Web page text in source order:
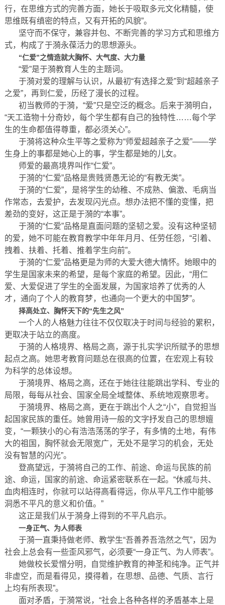
行，在思维方式的完善方面，她长于吸取多元文化精髓，使
思维既有缜密的特点，又有开拓的风貌”。
坚守而不保守，兼容并包、不断完善的学习方式和思维方
式，构成了于漪永葆活力的思想源头。
“仁爱”之情造就大胸怀、大气度、大力量
“爱”是于漪教育人生的主题词。
于漪对爱的理解与认识，从最初“有选择之爱”到“超越亲子
之爱”，再到仁爱，历经了漫长的过程。
初当教师的于漪，“爱”只是空泛的概念。后来于漪明白，
“天工造物十分奇妙，每个学生都有自己的独特性……每个学
生的生命都值得尊重，都必须关心”。
于漪将这种众生平等之爱称为“师爱超越亲子之爱”——学
生身上的事都是她心上的事，学生都是她的儿女。
师爱的最高境界叫作“仁爱”。
于漪的“仁爱”品格是贵贱贤愚无论的“有教无类”。
于漪的“仁爱”，是将学生的幼稚、不成熟、偏激、毛病当
作常态，去爱护，去发现闪光点。想办法把不懂的变懂，把
差劲的变好，这正是于漪的“本事”。
于漪的“仁爱”品格是直面问题的坚韧之爱。没有这种坚韧
的爱，她不可能在教育教学中年年月月、任劳任怨，“引着、
拽着、扶着、托着、推着学生向前”。
于漪的“仁爱”品格更是为师的大爱大德大情怀。她眼中的
学生是国家未来的希望，是每个家庭的希望。因此，“用仁
爱、大爱促进了学生的全面发展，为国家培养了优秀的人
才，通向了个人的教育梦，也通向一个更大的中国梦”。
择高处立、胸怀天下的“先生之风”
一个人的人格魅力往往不仅仅取决于时间与经验的累积，
更取决于站立的高度。
于漪的人格境界、格局之高，源于扎实学识所赋予的思想
起点之高。她思考教育问题总在很高的位置，在宏观上有较
为科学的总体设想。
于漪境界、格局之高，还在于她往往能跳出学科、专业的
局限，每每从社会、国家全局全域整体、系统地观察思考。
于漪境界、格局之高，更在于跳出个人之“小”，自觉担当
起国家民族的重任。她曾用诗一般的文字抒发自己的思想嬗
变，“一颗狭小的心有浩浩荡荡的学子，有多情的土地，有伟
大的祖国，胸怀就会无限宽广，无处不是学习的机会，无处
没有智慧的闪光”。
登高望远，于漪将自己的工作、前途、命运与民族的前
途、命运，国家的前途、命运紧密联系在一起。“休戚与共、
血肉相连时，你就可以站得高看得远，你从平凡工作中能够
洞悉不平凡的意义和价值。”
这正是我们从于漪身上得到的不平凡启示。
一身正气、为人师表
于漪一直秉持做老师、教学生“吾善养吾浩然之气”，因为
社会上总会有一些歪风邪气，必须要“一身正气、为人师表”。
她做校长爱憎分明，自觉维护教育的神圣和纯净。正气并
非虚空，而是看得见，摸得着，在思想、品德、气质、言行
上均有所表现”。
面对矛盾，于漪常说，“社会上各种各样的矛盾基本上是